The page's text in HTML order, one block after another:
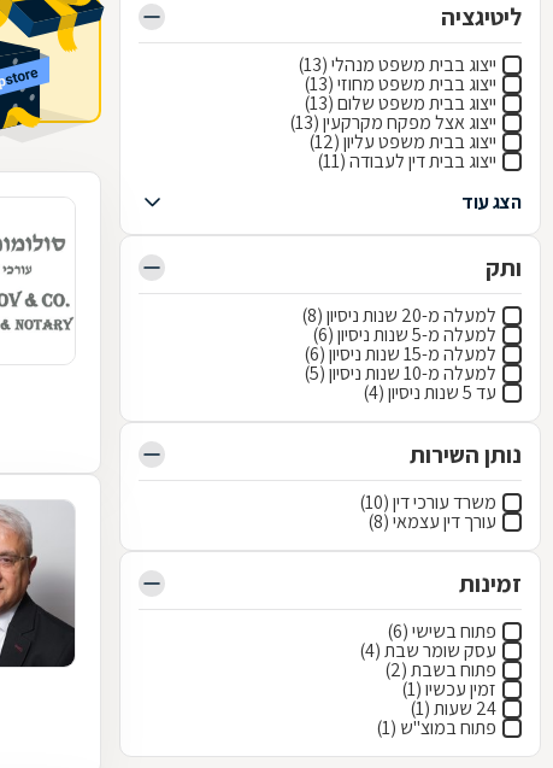
ליטיגציה
ייצוג בבית משפט מנהלי (13)
ייצוג בבית משפט מחוזי (13)
ייצוג בבית משפט שלום (13)
ייצוג אצל מפקח מקרקעין (13)
ייצוג בבית משפט עליון (12)
ייצוג בבית דין לעבודה (11)
הצג עוד
ותק
למעלה מ-20 שנות ניסיון (8)
למעלה מ-5 שנות ניסיון (6)
למעלה מ-15 שנות ניסיון (6)
למעלה מ-10 שנות ניסיון (5)
עד 5 שנות ניסיון (4)
נותן השירות
משרד עורכי דין (10)
עורך דין עצמאי (8)
זמינות
פתוח בשישי (6)
עסק שומר שבת (4)
פתוח בשבת (2)
זמין עכשיו (1)
24 שעות (1)
פתוח במוצ"ש (1)